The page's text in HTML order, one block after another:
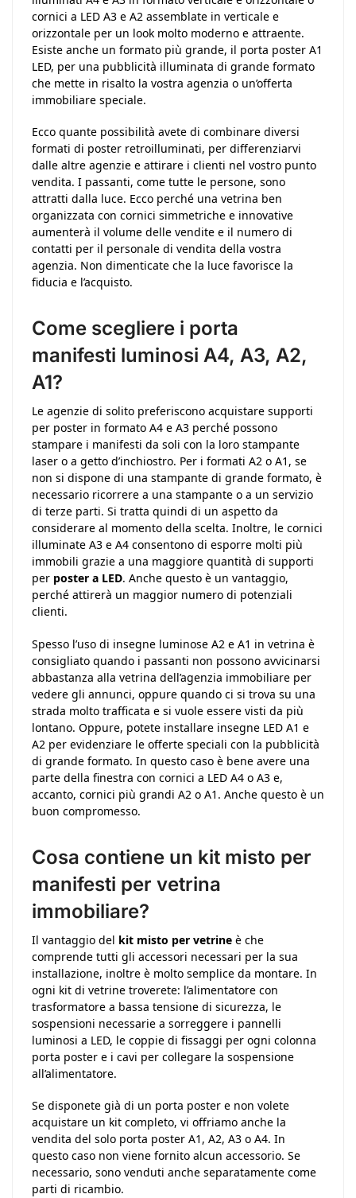
cornici a LED A3 e A2 assemblate in verticale e
orizzontale per un look molto moderno e attraente.
Esiste anche un formato più grande, il porta poster A1
LED, per una pubblicità illuminata di grande formato
che mette in risalto la vostra agenzia o un’offerta
immobiliare speciale.
Ecco quante possibilità avete di combinare diversi
formati di poster retroilluminati, per differenziarvi
dalle altre agenzie e attirare i clienti nel vostro punto
vendita. I passanti, come tutte le persone, sono
attratti dalla luce. Ecco perché una vetrina ben
organizzata con cornici simmetriche e innovative
aumenterà il volume delle vendite e il numero di
contatti per il personale di vendita della vostra
agenzia. Non dimenticate che la luce favorisce la
fiducia e l’acquisto.
Come scegliere i porta
manifesti luminosi A4, A3, A2,
A1?
Le agenzie di solito preferiscono acquistare supporti
per poster in formato A4 e A3 perché possono
stampare i manifesti da soli con la loro stampante
laser o a getto d’inchiostro. Per i formati A2 o A1, se
non si dispone di una stampante di grande formato, è
necessario ricorrere a una stampante o a un servizio
di terze parti. Si tratta quindi di un aspetto da
considerare al momento della scelta. Inoltre, le cornici
illuminate A3 e A4 consentono di esporre molti più
immobili grazie a una maggiore quantità di supporti
per poster a LED. Anche questo è un vantaggio,
perché attirerà un maggior numero di potenziali
clienti.
Spesso l’uso di insegne luminose A2 e A1 in vetrina è
consigliato quando i passanti non possono avvicinarsi
abbastanza alla vetrina dell’agenzia immobiliare per
vedere gli annunci, oppure quando ci si trova su una
strada molto trafficata e si vuole essere visti da più
lontano. Oppure, potete installare insegne LED A1 e
A2 per evidenziare le offerte speciali con la pubblicità
di grande formato. In questo caso è bene avere una
parte della finestra con cornici a LED A4 o A3 e,
accanto, cornici più grandi A2 o A1. Anche questo è un
buon compromesso.
Cosa contiene un kit misto per
manifesti per vetrina
immobiliare?
Il vantaggio del kit misto per vetrine è che
comprende tutti gli accessori necessari per la sua
installazione, inoltre è molto semplice da montare. In
ogni kit di vetrine troverete: l’alimentatore con
trasformatore a bassa tensione di sicurezza, le
sospensioni necessarie a sorreggere i pannelli
luminosi a LED, le coppie di fissaggi per ogni colonna
porta poster e i cavi per collegare la sospensione
all’alimentatore.
Se disponete già di un porta poster e non volete
acquistare un kit completo, vi offriamo anche la
vendita del solo porta poster A1, A2, A3 o A4. In
questo caso non viene fornito alcun accessorio. Se
necessario, sono venduti anche separatamente come
parti di ricambio.